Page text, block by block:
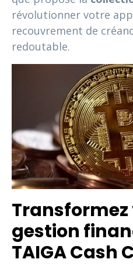
révolutionner votre
recouvrement de
redoutable.
gestion
TAIGA Cash